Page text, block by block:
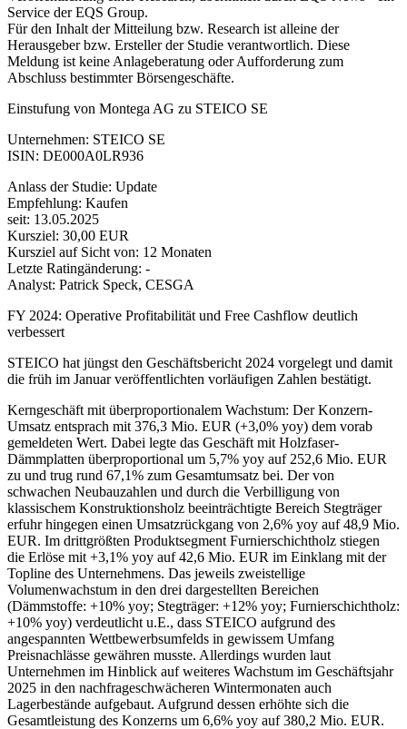
Service der EQS Group.
Für den Inhalt der Mitteilung bzw. Research ist alleine der
Herausgeber bzw. Ersteller der Studie verantwortlich. Diese
Meldung ist keine Anlageberatung oder Aufforderung zum
Abschluss bestimmter Börsengeschäfte.
Einstufung von Montega AG zu STEICO SE
Unternehmen: STEICO SE
ISIN: DE000A0LR936
Anlass der Studie: Update
Empfehlung: Kaufen
seit: 13.05.2025
Kursziel: 30,00 EUR
Kursziel auf Sicht von: 12 Monaten
Letzte Ratingänderung: -
Analyst: Patrick Speck, CESGA
FY 2024: Operative Profitabilität und Free Cashflow deutlich
verbessert
STEICO hat jüngst den Geschäftsbericht 2024 vorgelegt und damit
die früh im Januar veröffentlichten vorläufigen Zahlen bestätigt.
Kerngeschäft mit überproportionalem Wachstum: Der Konzern-
Umsatz entsprach mit 376,3 Mio. EUR (+3,0% yoy) dem vorab
gemeldeten Wert. Dabei legte das Geschäft mit Holzfaser-
Dämmplatten überproportional um 5,7% yoy auf 252,6 Mio. EUR
zu und trug rund 67,1% zum Gesamtumsatz bei. Der von
schwachen Neubauzahlen und durch die Verbilligung von
klassischem Konstruktionsholz beeinträchtigte Bereich Stegträger
erfuhr hingegen einen Umsatzrückgang von 2,6% yoy auf 48,9 Mio.
EUR. Im drittgrößten Produktsegment Furnierschichtholz stiegen
die Erlöse mit +3,1% yoy auf 42,6 Mio. EUR im Einklang mit der
Topline des Unternehmens. Das jeweils zweistellige
Volumenwachstum in den drei dargestellten Bereichen
(Dämmstoffe: +10% yoy; Stegträger: +12% yoy; Furnierschichtholz:
+10% yoy) verdeutlicht u.E., dass STEICO aufgrund des
angespannten Wettbewerbsumfelds in gewissem Umfang
Preisnachlässe gewähren musste. Allerdings wurden laut
Unternehmen im Hinblick auf weiteres Wachstum im Geschäftsjahr
2025 in den nachfrageschwächeren Wintermonaten auch
Lagerbestände aufgebaut. Aufgrund dessen erhöhte sich die
Gesamtleistung des Konzerns um 6,6% yoy auf 380,2 Mio. EUR.